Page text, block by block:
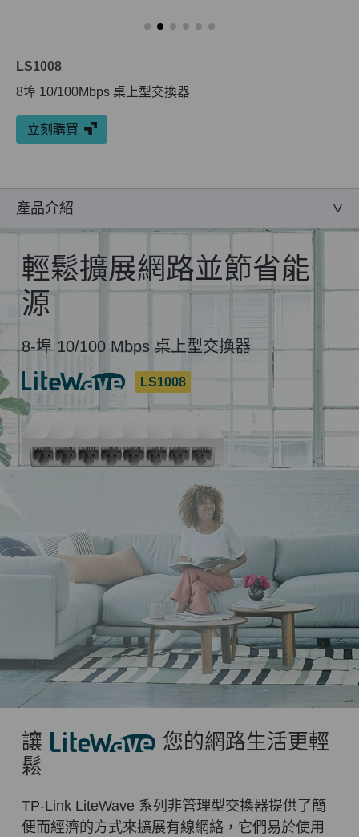
LS1008
8埠 10/100Mbps 桌上型交換器
立刻購買
產品介紹
輕鬆擴展網路並節省能
源
8-埠 10/100 Mbps 桌上型交換器
LS1008
讓 LiteWave
您的網路生活更輕
鬆
TP-Link LiteWave 系列非管理型交換器提供了簡
便而經濟的方式來擴展有線網絡，它們易於使用